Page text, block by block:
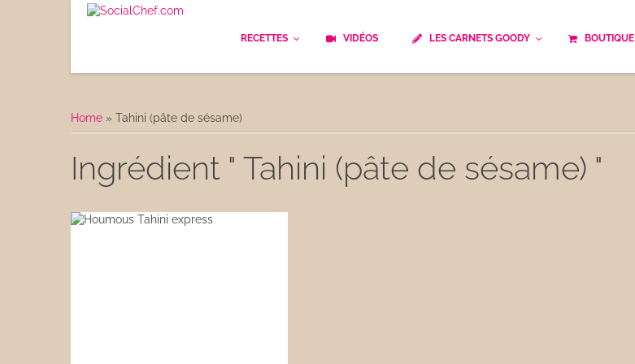
RECETTES
Le Pain
Apéritifs
Déjeuner
Cuisine française traditionnelle Repas musculation
VIDÉOS LES CARNETS GOODY
Spécialité culinaire
Les astuces Goody
BOUTIQUE
Home » Tahini (pâte de sésame)
Ingrédient " Tahini (pâte de sésame) "